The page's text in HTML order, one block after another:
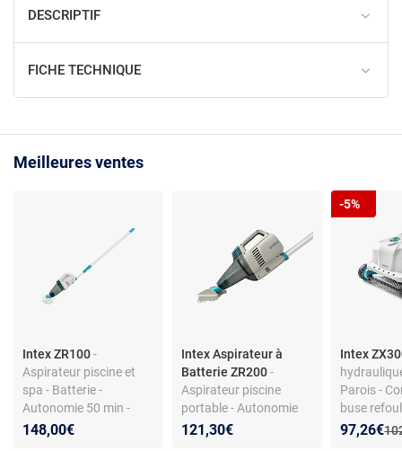
DESCRIPTIF
FICHE TECHNIQUE
Meilleures ventes
Intex ZR100-
Aspirateur piscine et
spa - Batterie -
Autonomie 50 min -
Manche télescopique
148,00€
Intex Aspirateur à
Batterie ZR200-
Aspirateur piscine
portable - Autonomie
100 min - Manche
121,30€
Intex
Parois -
buse
Nouveau
97,26€
-5%